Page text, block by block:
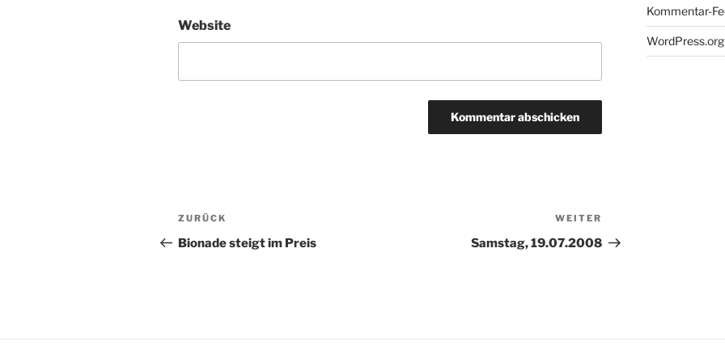
Website
Beitragsnavigation
Vorheriger
Beitrag
ZURÜCK
Bionade steigt im Preis
Beitrag
WEITER
Samstag, 19.07.2008
Kommentar-
WordPress.org